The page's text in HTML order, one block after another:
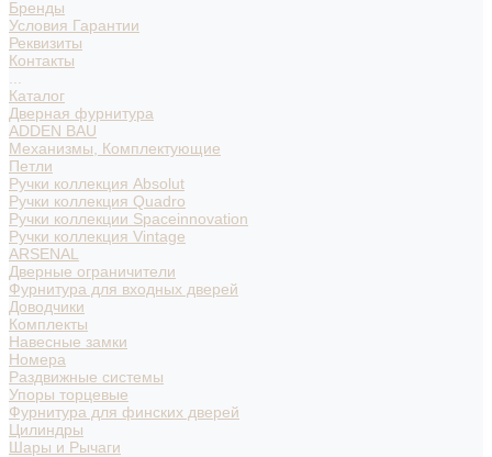
Бренды
Условия Гарантии
Реквизиты
Контакты
Каталог
Дверная фурнитура
ADDEN BAU
Механизмы, Комплектующие
Петли
Ручки коллекция Absolut
Ручки коллекция Quadro
Ручки коллекции Spaceinnovation
Ручки коллекция Vintage
ARSENAL
Дверные ограничители
Фурнитура для входных дверей
Доводчики
Комплекты
Навесные замки
Номера
Раздвижные системы
Упоры торцевые
Фурнитура для финских дверей
Цилиндры
Шары и Рычаги